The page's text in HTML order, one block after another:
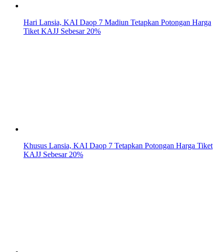
Hari Lansia, KAI Daop 7 Madiun Tetapkan Potongan Harga
Tiket KAJJ Sebesar 20%
Khusus Lansia, KAI Daop 7 Tetapkan Potongan Harga Tiket
KAJJ Sebesar 20%